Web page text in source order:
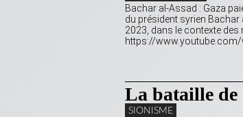
Bachar al-Assad : Gaza
du président syrien
2023, dans le contexte
https://
La bataille de
SIONISME